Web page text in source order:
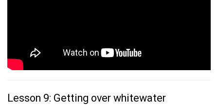
Lesson 9: Getting over whitewater